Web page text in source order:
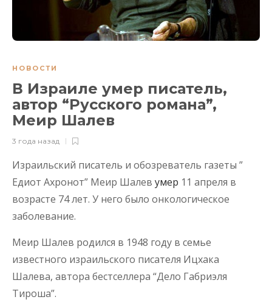
НОВОСТИ
В Израиле умер писатель,
автор “Русского романа”,
Меир Шалев
3 года назад
Израильский писатель и обозреватель газеты ”
Едиот Ахронот” Меир Шалев умер 11 апреля в
возрасте 74 лет. У него было онкологическое
заболевание.
Меир Шалев родился в 1948 году в семье
известного израильского писателя Ицхака
Шалева, автора бестселлера “Дело Габриэля
Тироша”.